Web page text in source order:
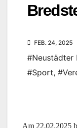
FEB. 24, 2025
#Neustädter
#Sport,
Am 22.02.2025